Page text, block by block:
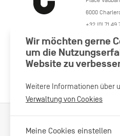
6000
+32 (0) 71 49
Wir möchten gerne
um die
Website zu
Weitere Informationen über
Verwaltung von Cookies
Meine Cookies einstellen